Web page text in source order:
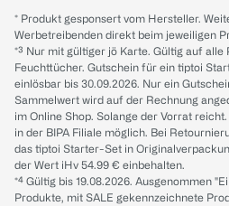
* Produkt gesponsert vom Hersteller.
Werbetreibenden direkt beim jeweiligen
*³ Nur mit gültiger jö Karte. Gültig auf alle
Feuchttücher. Gutschein für ein tiptoi
einlösbar bis 30.09.2026. Nur ein
Sammelwert wird auf der Rechnung
im Online Shop. Solange der Vorrat
in der BIPA Filiale möglich. Bei
das tiptoi Starter-Set in
der Wert iHv 54.99 € einbehalten.
*⁴ Gültig bis 19.08.2026. Ausgenommen
Produkte, mit SALE gekennzeichnete